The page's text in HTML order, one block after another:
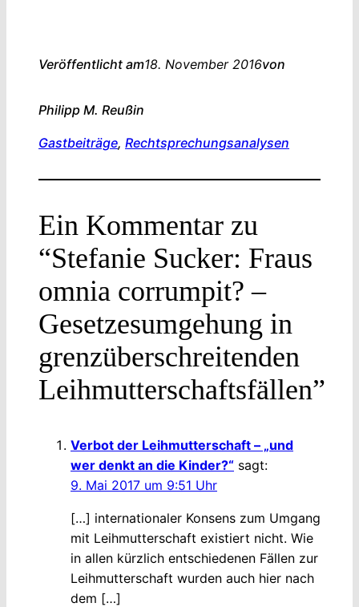
Veröffentlicht am18. November 2016von
Philipp M. Reußin
Gastbeiträge, Rechtsprechungsanalysen
Ein Kommentar zu
“Stefanie Sucker: Fraus
omnia corrumpit? –
Gesetzesumgehung in
grenzüberschreitenden
Leihmutterschaftsfällen”
Verbot der Leihmutterschaft – „und
wer denkt an die Kinder?“ sagt:
9. Mai 2017 um 9:51 Uhr
[…] internationaler Konsens zum Umgang
mit Leihmutterschaft existiert nicht. Wie
in allen kürzlich entschiedenen Fällen zur
Leihmutterschaft wurden auch hier nach
dem […]